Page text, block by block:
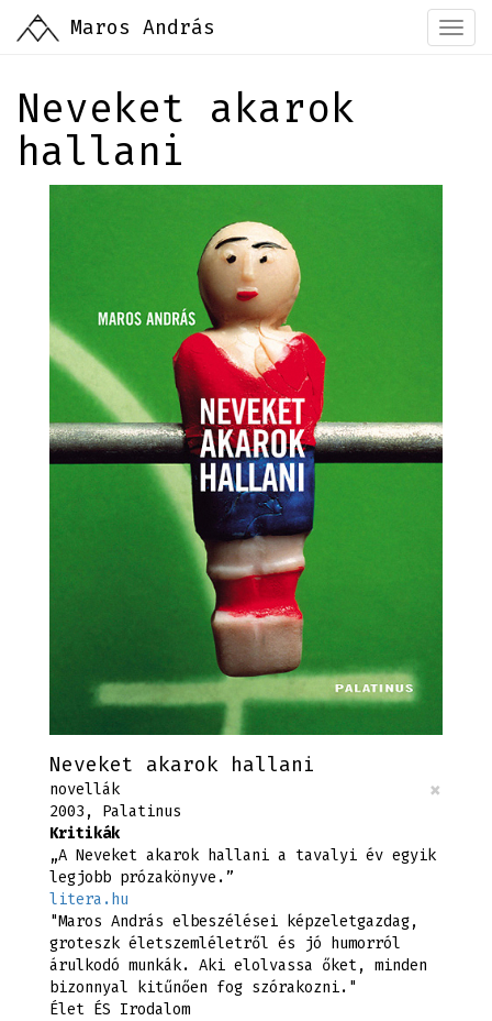
Ugrás
Maros András
Neveket akarok
hallani
Neveket akarok hallani
×
novellák
2003, Palatinus
Kritikák
„A Neveket akarok hallani a tavalyi év egyik
legjobb prózakönyve.”
litera.hu
"Maros András elbeszélései képzeletgazdag,
groteszk életszemléletről és jó humorról
árulkodó munkák. Aki elolvassa őket, minden
bizonnyal kitűnően fog szórakozni."
Élet ÉS Irodalom